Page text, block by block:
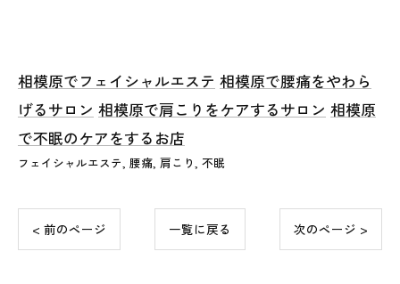
相模原でフェイシャルエステ 相模原で腰痛をやわら
げるサロン 相模原で肩こりをケアするサロン 相模原
で不眠のケアをするお店
フェイシャルエステ 腰痛 肩こり 不眠
< 前のページ 一覧に戻る 次のページ >